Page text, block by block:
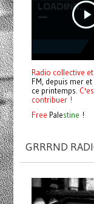
Radio collective
FM, depuis mer
ce printemps.
contribuer !
Free Palestine !
GRRRND